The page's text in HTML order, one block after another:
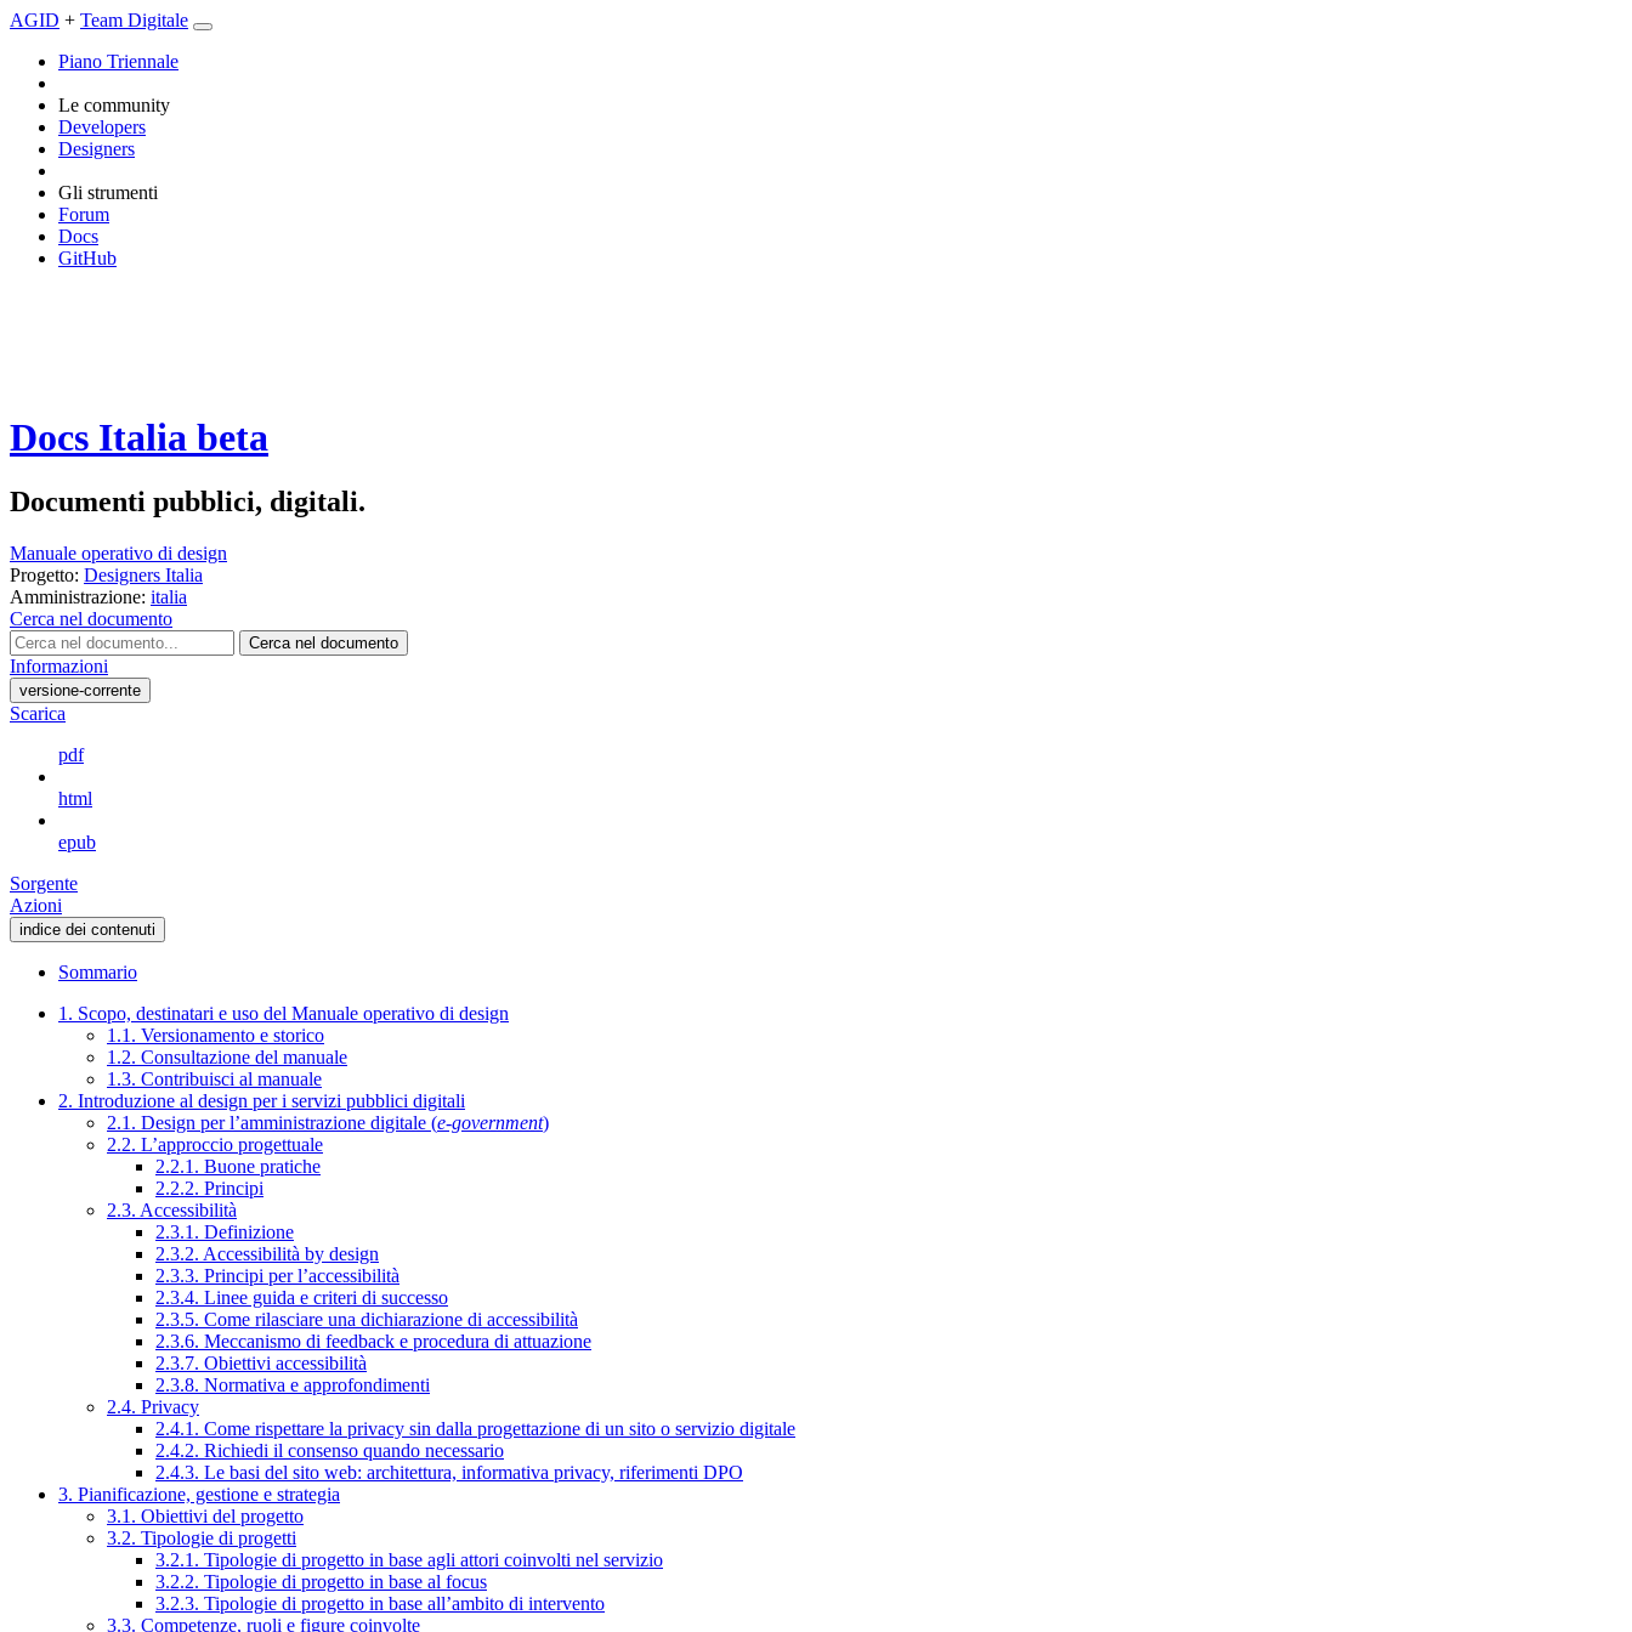
AGID + Team Digitale
Piano Triennale
Le community
Developers
Designers
Gli strumenti
Forum
Docs
GitHub
Docs Italia beta
Documenti pubblici, digitali.
Manuale operativo di design
Progetto: Designers Italia
Amministrazione: italia
Cerca nel documento
Cerca nel documento
Informazioni
versione-corrente
Scarica
pdf
html
epub
Sorgente
Azioni
indice dei contenuti
Sommario
1. Scopo, destinatari e uso del Manuale operativo di design
1.1. Versionamento e storico
1.2. Consultazione del manuale
1.3. Contribuisci al manuale
2. Introduzione al design per i servizi pubblici digitali
2.1. Design per l’amministrazione digitale (e-government)
2.2. L’approccio progettuale
2.2.1. Buone pratiche
2.2.2. Principi
2.3. Accessibilità
2.3.1. Definizione
2.3.2. Accessibilità by design
2.3.3. Principi per l’accessibilità
2.3.4. Linee guida e criteri di successo
2.3.5. Come rilasciare una dichiarazione di accessibilità
2.3.6. Meccanismo di feedback e procedura di attuazione
2.3.7. Obiettivi accessibilità
2.3.8. Normativa e approfondimenti
2.4. Privacy
2.4.1. Come rispettare la privacy sin dalla progettazione di un sito o servizio digitale
2.4.2. Richiedi il consenso quando necessario
2.4.3. Le basi del sito web: architettura, informativa privacy, riferimenti DPO
3. Pianificazione, gestione e strategia
3.1. Obiettivi del progetto
3.2. Tipologie di progetti
3.2.1. Tipologie di progetto in base agli attori coinvolti nel servizio
3.2.2. Tipologie di progetto in base al focus
3.2.3. Tipologie di progetto in base all’ambito di intervento
3.3. Competenze, ruoli e figure coinvolte